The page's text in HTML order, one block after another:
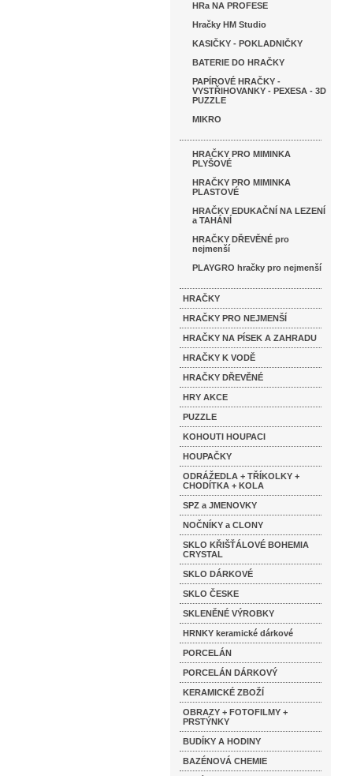
HRa NA PROFESE
Hračky HM Studio
KASIČKY - POKLADNIČKY
BATERIE DO HRAČKY
PAPÍROVÉ HRAČKY -
VYSTŘIHOVANKY - PEXESA - 3D
PUZZLE
MIKRO
HRAČKY PRO MIMINKA
PLYŠOVÉ
HRAČKY PRO MIMINKA
PLASTOVÉ
HRAČKY EDUKAČNÍ NA LEZENÍ
a TAHÁNÍ
HRAČKY DŘEVĚNÉ pro
nejmenší
PLAYGRO hračky pro nejmenší
HRAČKY
HRAČKY PRO NEJMENŠÍ
HRAČKY NA PÍSEK A ZAHRADU
HRAČKY K VODĚ
HRAČKY DŘEVĚNÉ
HRY AKCE
PUZZLE
KOHOUTI HOUPACI
HOUPAČKY
ODRÁŽEDLA + TŘÍKOLKY +
CHODÍTKA + KOLA
SPZ a JMENOVKY
NOČNÍKY a CLONY
SKLO KŘIŠŤÁLOVÉ BOHEMIA
CRYSTAL
SKLO DÁRKOVÉ
SKLO ČESKE
SKLENĚNÉ VÝROBKY
HRNKY keramické dárkové
PORCELÁN
PORCELÁN DÁRKOVÝ
KERAMICKÉ ZBOŽÍ
OBRAZY + FOTOFILMY +
PRSTÝNKY
BUDÍKY A HODINY
BAZÉNOVÁ CHEMIE